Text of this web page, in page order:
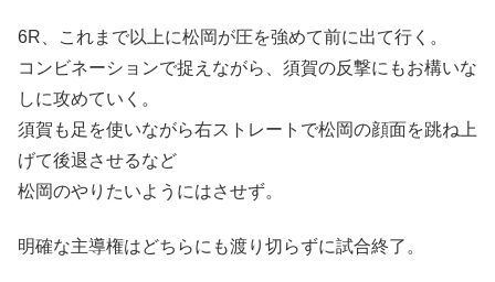
6R、これまで以上に松岡が圧を強めて前に出て行く。
コンビネーションで捉えながら、須賀の反撃にもお構いな
しに攻めていく。
須賀も足を使いながら右ストレートで松岡の顔面を跳ね上
げて後退させるなど
松岡のやりたいようにはさせず。
明確な主導権はどちらにも渡り切らずに試合終了。